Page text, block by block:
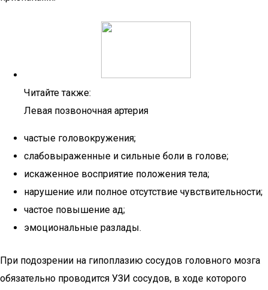
Читайте также:
Левая позвоночная артерия
частые головокружения;
слабовыраженные и сильные боли в голове;
искаженное восприятие положения тела;
нарушение или полное отсутствие чувствительности;
частое повышение ад;
эмоциональные разлады.
При подозрении на гипоплазию сосудов головного мозга
обязательно проводится УЗИ сосудов, в ходе которого